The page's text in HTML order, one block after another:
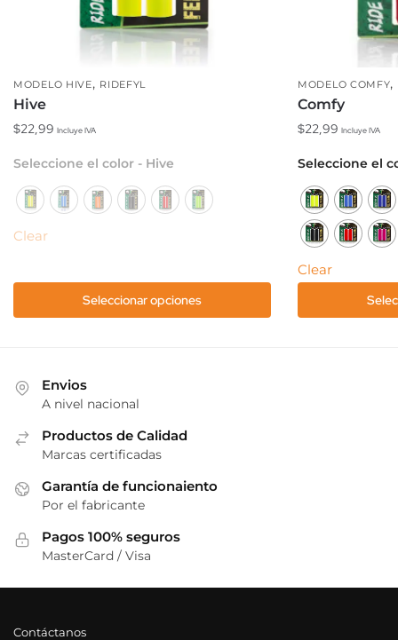
MODELO HIVE, RIDEFYL
Hive
$22,99 Incluye IVA
Seleccionar opciones
Este
tiene
variantes.
opciones
la
página
de
producto
Seleccione el color - Hive
Clear
MODELO COMFY,
Comfy
$22,99 Incluye IVA
Este
tiene
múltiples
variantes.
Las
opciones
Seleccione el
Clear
Envios
A nivel nacional
Productos de Calidad
Marcas certificadas
Garantía de funcionaiento
Por el fabricante
Pagos 100% seguros
MasterCard / Visa
Contáctanos